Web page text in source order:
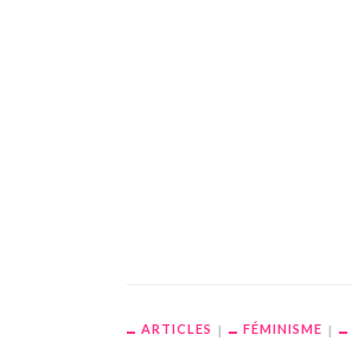
ARTICLES FÉMINISME